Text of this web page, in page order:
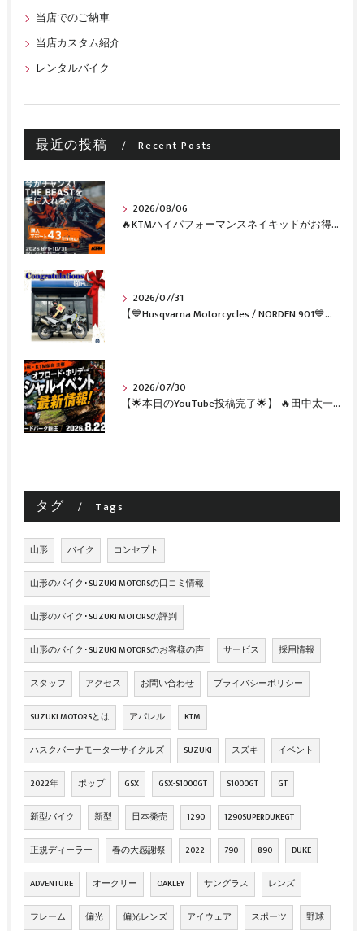
当店でのご納車
当店カスタム紹介
レンタルバイク
最近の投稿 Recent Posts
2026/08/06
🔥KTMハイパフォーマンスネイキッドがお得に手に入るチャンス🔥
2026/07/31
【💙Husqvarna Motorcycles / NORDEN 901💙】 ご納車おめでとうございます🎉✨
2026/07/30
【🌟本日のYouTube投稿完了🌟】 🔥田中太一さんをスペシャルゲストに🔥 8月22日(土)オフロード・ホリデー最新情報！！
タグ Tags
山形 バイク コンセプト
山形のバイク･SUZUKI MOTORSの口コミ情報
山形のバイク･SUZUKI MOTORSの評判
山形のバイク･SUZUKI MOTORSのお客様の声 サービス 採用情報
スタッフ アクセス お問い合わせ プライバシーポリシー
SUZUKI MOTORSとは アパレル KTM
ハスクバーナモーターサイクルズ SUZUKI スズキ イベント
2022年 ポップ GSX GSX-S1000GT S1000GT GT
新型バイク 新型 日本発売 1290 1290SUPERDUKEGT
正規ディーラー 春の大感謝祭 2022 790 890 DUKE
ADVENTURE オークリー OAKLEY サングラス レンズ
フレーム 偏光 偏光レンズ アイウェア スポーツ 野球